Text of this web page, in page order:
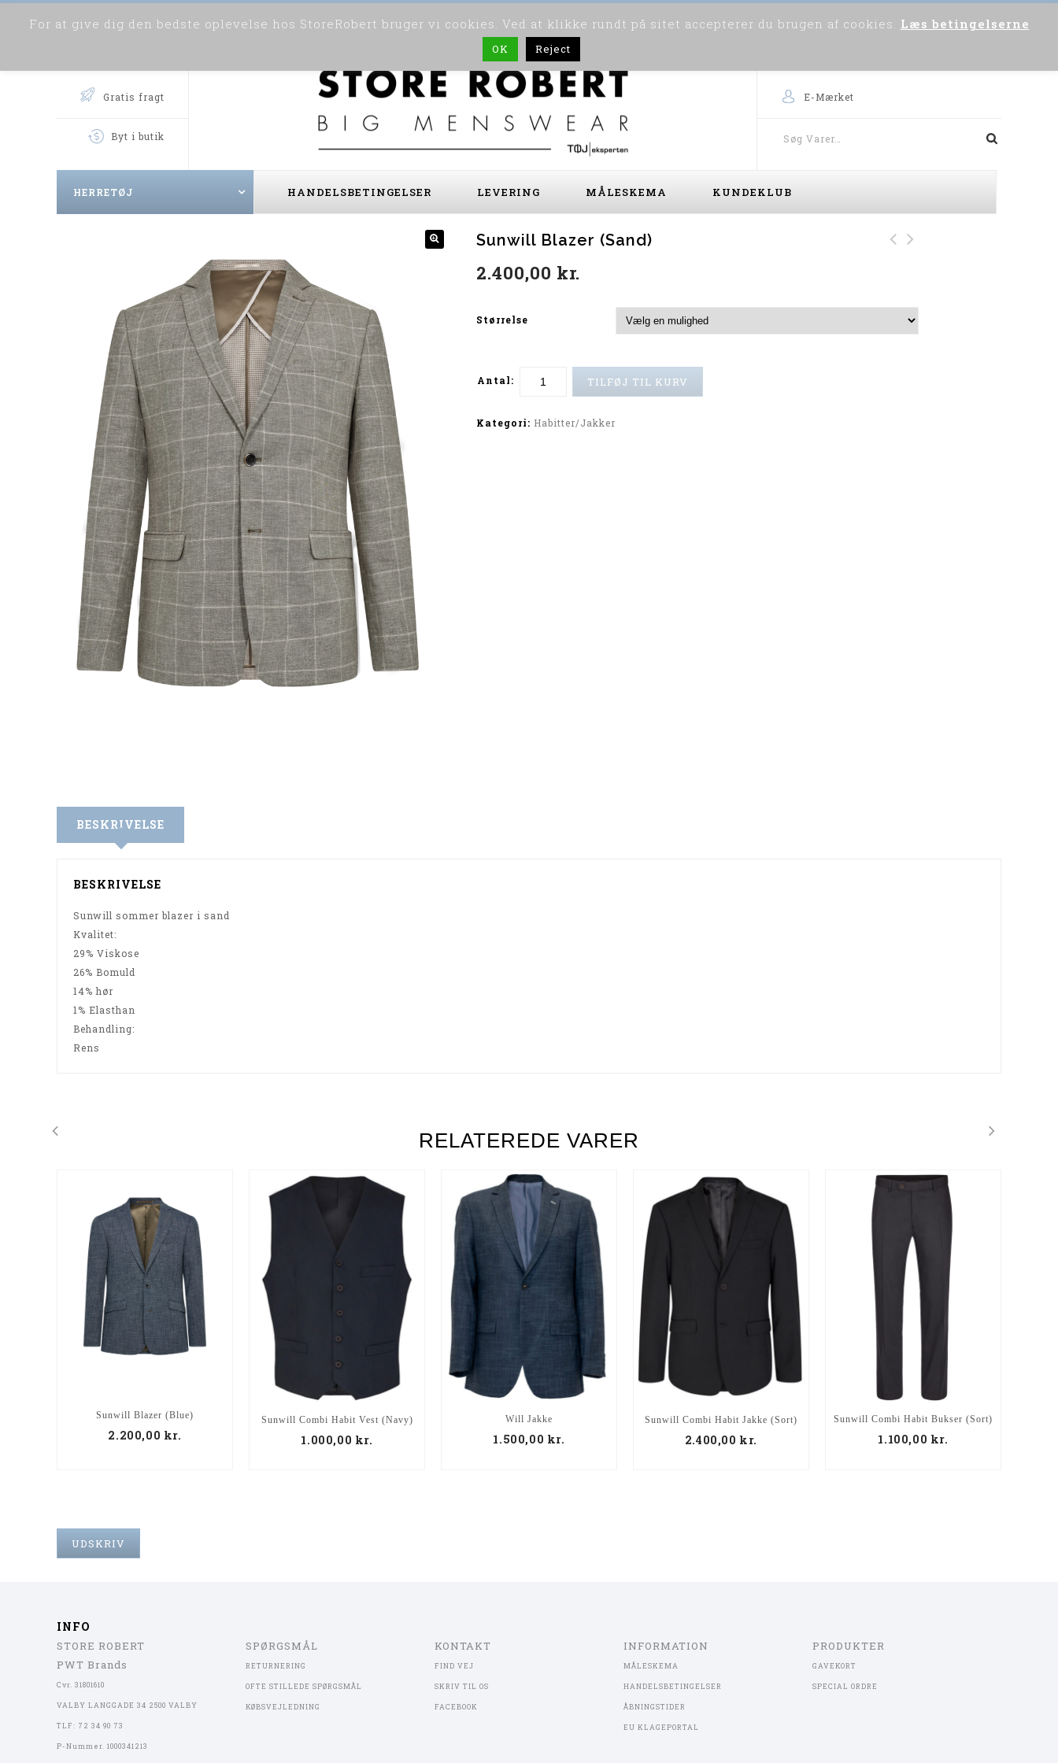
0
Om os Skriv til os Købsvejledning
Gratis fragt
Byt i butik
E-Mærket
HERRETØJ HANDELSBETINGELSER LEVERING MÅLESKEMA KUNDEKLUB
Sunwill Blazer (Sand)
2.400,00 kr.
Størrelse
Antal: TILFØJ TIL KURV
Kategori: Habitter/Jakker
BESKRIVELSE
BESKRIVELSE
Sunwill sommer blazer i sand
Kvalitet:
29% Viskose
26% Bomuld
14% hør
1% Elasthan
Behandling:
Rens
RELATEREDE VARER
Sunwill Blazer (Blue)
2.200,00 kr.
Sunwill Combi Habit Vest (Navy)
1.000,00 kr.
Will Jakke
1.500,00 kr.
Sunwill Combi Habit Jakke (Sort)
2.400,00kr.
Sunwill Combi Habit Bukser (Sort)
1.100,00 kr.
UDSKRIV
INFO
STORE ROBERT
PWT Brands
Cvr. 31801610
VALBY LANGGADE 34 2500 VALBY
TLF: 72 34 90 73
P-Nummer. 1000341213
SPØRGSMÅL
RETURNERING
OFTE STILLEDE SPØRGSMÅL
KØBSVEJLEDNING
KONTAKT
FIND VEJ
SKRIV TIL OS
FACEBOOK
INFORMATION
MÅLESKEMA
HANDELSBETINGELSER
ÅBNINGSTIDER
EU KLAGEPORTAL
PRODUKTER
GAVEKORT
SPECIAL ORDRE
For at give dig den bedste oplevelse hos StoreRobert bruger vi cookies. Ved at klikke rundt på sitet accepterer du brugen af cookies. Læs betingelserne
OK Reject